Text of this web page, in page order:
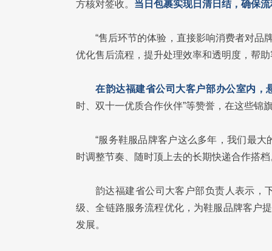
方核对签收。 当日包裹实现日清日结，确保
“售后环节的体验，直接影响消费者对品
优化售后流程，提升处理效率和透明度，帮
在韵达福建省公司大客户部办公室内，
时、双十一优质合作伙伴”等赞誉，在这些锦
“服务鞋服品牌客户这么多年，我们最
时调整节奏、随时顶上去的长期快递合作搭档
韵达福建省公司大客户部负责人表示，
级、全链路服务流程优化，为鞋服品牌客户
发展。